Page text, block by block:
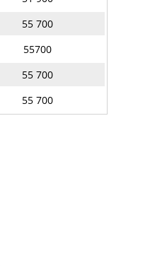
55 700
55700
55 700
55 700